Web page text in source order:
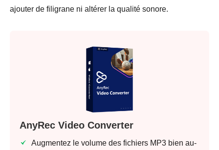
ajouter de filigrane ni altérer la qualité sonore.
AnyRec Video Converter
Augmentez le volume des fichiers MP3 bien au-